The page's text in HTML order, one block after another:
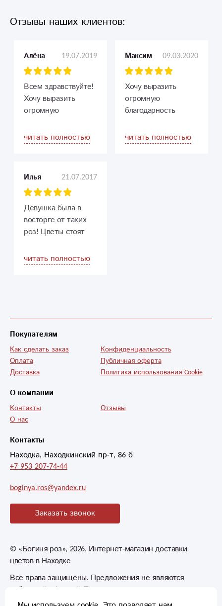
Отзывы наших клиентов:
Алёна 19.07.2019
Всем здравствуйте!
Хочу выразить
огромную
коллективу этого
цветочного
консультанту Лилии.
Вчера первый раз
заказывала цветы
для своей мамы. Не
могла определиться
оперативно мне
день её рождения.
Получилось!
Доставили всё
вовремя. Фотоотчёт
Спасибо вам
огромное. Вы
приносите людям
Рекомендую этот
магазин всем.
читать полностью
Максим 09.03.2020
Хочу выразить
огромную
благодарность
Профессионал с
большой буквы
читать полностью
Илья 21.07.2017
Девушка была в
восторге от таких
роз! Цветы стоят
Буду заказывать
теперь у вас
читать полностью
Контакты
Находка, Находкинский пр-т, 86 б
+7 953 207-74-44
boginya.ros@yandex.ru
Заказать звонок
Покупателям
Как сделать заказ
Оплата
Доставка
Конфиденциальность
Публичная оферта
Политика использования Cookie
О компании
Контакты
О нас
Отзывы
© «Богиня роз», 2026, Интернет-магазин доставки
цветов в Находке
Все права защищены. Предложения не являются
публичной офертой. Товары могут незначительно
отличаться от фотографий.